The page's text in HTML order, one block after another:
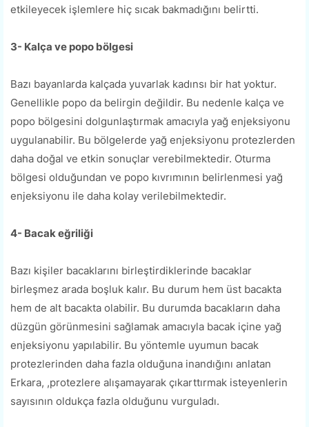
etkileyecek işlemlere hiç sıcak bakmadığını belirtti.
3- Kalça ve popo bölgesi
Bazı bayanlarda kalçada yuvarlak kadınsı bir hat yoktur.
Genellikle popo da belirgin değildir. Bu nedenle kalça ve
popo bölgesini dolgunlaştırmak amacıyla yağ enjeksiyonu
uygulanabilir. Bu bölgelerde yağ enjeksiyonu protezlerden
daha doğal ve etkin sonuçlar verebilmektedir. Oturma
bölgesi olduğundan ve popo kıvrımının belirlenmesi yağ
enjeksiyonu ile daha kolay verilebilmektedir.
4- Bacak eğriliği
Bazı kişiler bacaklarını birleştirdiklerinde bacaklar
birleşmez arada boşluk kalır. Bu durum hem üst bacakta
hem de alt bacakta olabilir. Bu durumda bacakların daha
düzgün görünmesini sağlamak amacıyla bacak içine yağ
enjeksiyonu yapılabilir. Bu yöntemle uyumun bacak
protezlerinden daha fazla olduğuna inandığını anlatan
Erkara, ,protezlere alışamayarak çıkarttırmak isteyenlerin
sayısının oldukça fazla olduğunu vurguladı.